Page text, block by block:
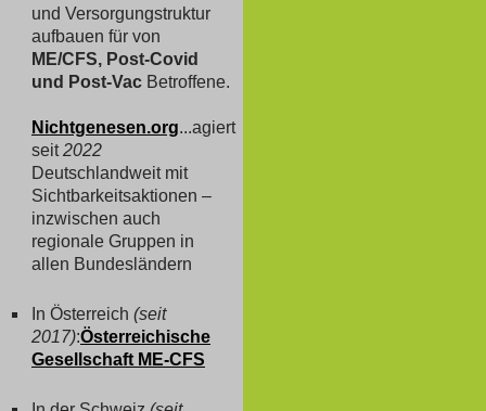
und Versorgungstruktur
aufbauen für von
ME/CFS, Post-Covid
und Post-Vac Betroffene.
Nichtgenesen.org...agiert
seit2022
Deutschlandweit mit
Sichtbarkeitsaktionen –
inzwischen auch
regionale Gruppen in
allen Bundesländern
In Österreich (seit
2017):Österreichische
Gesellschaft ME-CFS